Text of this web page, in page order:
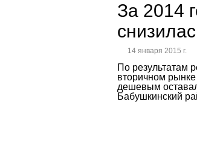
За 2014
14 января 2015 г.
По результатам
вторичном
дешевым
Бабушкинский